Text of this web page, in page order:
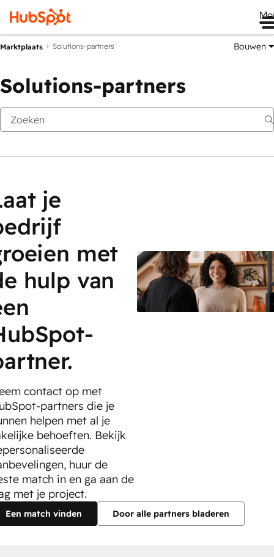
Marktplaats Solutions-partners Bouwen
Solutions-partners
je
met
hulp van
contact op met
partners die je
helpen met al je
behoeften. Bekijk
huur de
match in en ga aan de
met je project.
Een match vinden Door alle partners bladeren